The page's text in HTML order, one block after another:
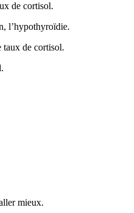
de cortisol.
l’hypothyroïdie.
taux de cortisol.
mieux.